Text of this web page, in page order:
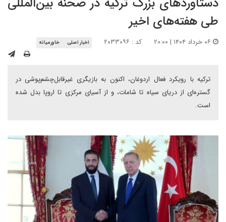
طی هفته‌های اخیر
کد : ۲۰۳۳۰۹۶ اخبار اصلی خاورمیانه
ترکیه با رویکرد فعال اردوغان، اکنون به بازیگری غیرقابل‌چشم‌پوشی در
گستره‌ای از دریای سیاه تا شامات، و از آسیای مرکزی تا اروپا بدل شده
است.